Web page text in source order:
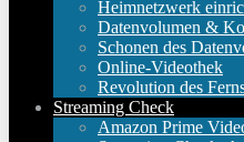
Heimnetzwerk
Datenvolumen &
Schonen des
Online-Videothek
Revolution des
Streaming Check
Amazon Prime